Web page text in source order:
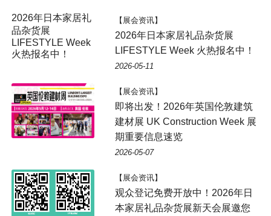
【展会资讯】
2026年日本家居礼品杂货展
LIFESTYLE Week 火热报名中！
2026-05-11
【展会资讯】
即将出发！2026年英国伦敦建筑
建材展 UK Construction Week 展
期重要信息速览
2026-05-07
【展会资讯】
观众登记免费开放中！2026年日
本家居礼品杂货展新天会展邀您